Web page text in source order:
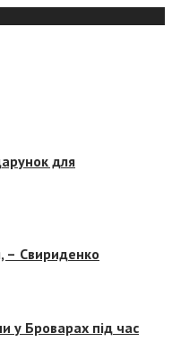
для
– Свириденко
у Броварах під час